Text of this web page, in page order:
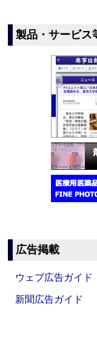
製品・サービス
広告掲載
ウェブ広告ガイド
新聞広告ガイド